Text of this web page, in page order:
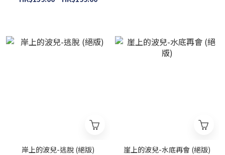
岸上的波兒-逃脫 (絕版)
崖上的波兒-水底再會 (絕版)